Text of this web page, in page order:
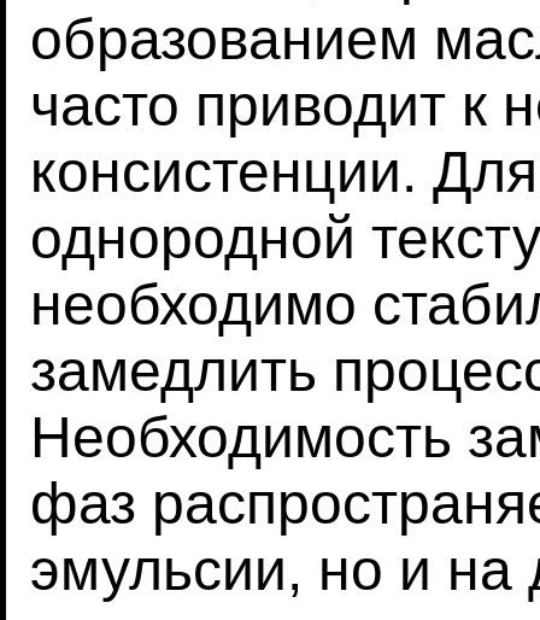
образованием
часто приводит к
консистенции.
однородной
необходимо
замедлить
Необходимость
фаз
эмульсии, но и